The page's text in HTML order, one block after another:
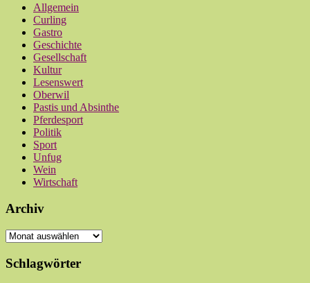
Allgemein
Curling
Gastro
Geschichte
Gesellschaft
Kultur
Lesenswert
Oberwil
Pastis und Absinthe
Pferdesport
Politik
Sport
Unfug
Wein
Wirtschaft
Archiv
Archiv
Schlagwörter